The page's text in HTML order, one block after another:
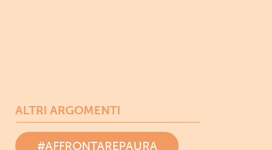
ALTRI ARGOMENTI
#AFFRONTAREPAURA